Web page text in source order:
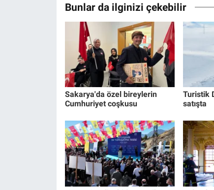
Bunlar da ilginizi çekebilir
Sakarya'da özel bireylerin
Cumhuriyet coşkusu
Turistik
satışta